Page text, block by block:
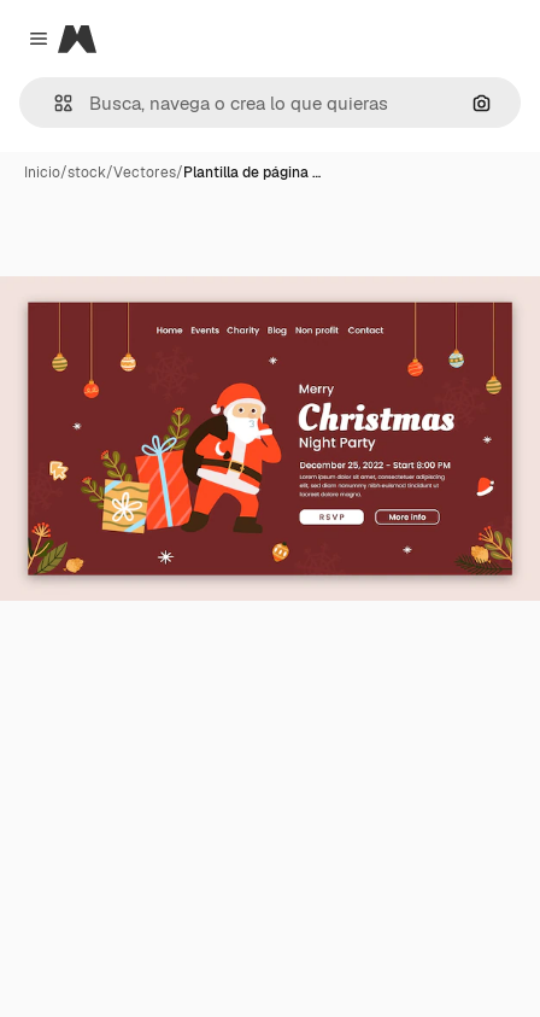
Close menu
Magnific
Inicio/stock/Vectores/Plantilla de página …